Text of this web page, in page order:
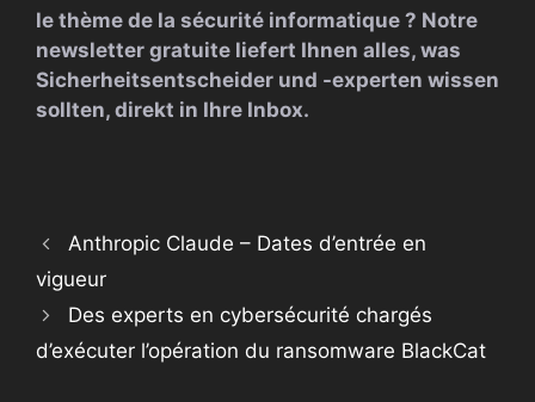
le thème de la sécurité informatique ? Notre
newsletter gratuite liefert Ihnen alles, was
Sicherheitsentscheider und -experten wissen
sollten, direkt in Ihre Inbox.
Anthropic Claude – Dates d’entrée en
vigueur
Des experts en cybersécurité chargés
d’exécuter l’opération du ransomware BlackCat